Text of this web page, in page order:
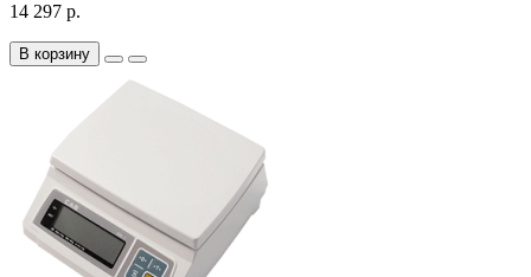
14 297 р.
В корзину